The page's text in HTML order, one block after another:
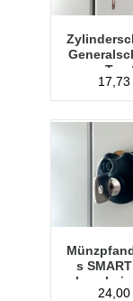
Typ
17,73
s
lose
24,00